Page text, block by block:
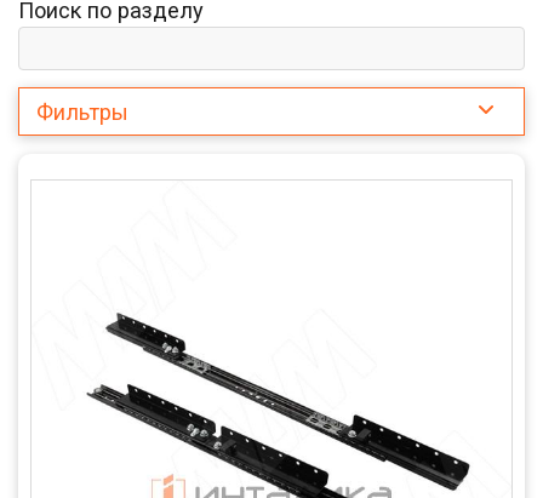
Поиск по разделу
Фильтры